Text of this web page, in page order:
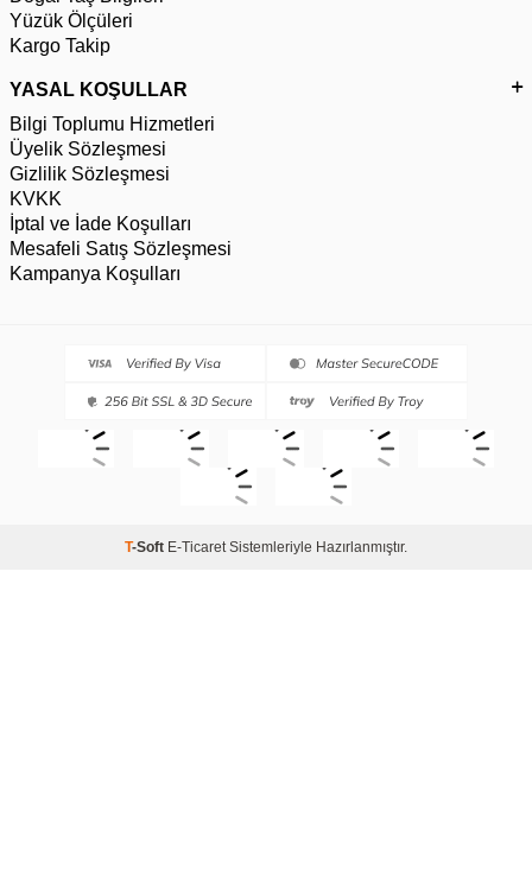
Yüzük Ölçüleri
Kargo Takip
YASAL KOŞULLAR
Bilgi Toplumu Hizmetleri
Üyelik Sözleşmesi
Gizlilik Sözleşmesi
KVKK
İptal ve İade Koşulları
Mesafeli Satış Sözleşmesi
Kampanya Koşulları
T-Soft E-TicaretSistemleriyle Hazırlanmıştır.